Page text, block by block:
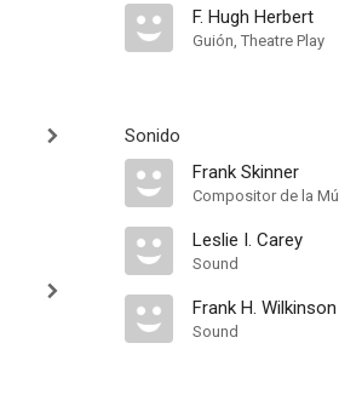
F. Hugh Herbert
Guión, Theatre Play
Sonido
Frank Skinner
Compositor de la
Leslie I. Carey
Sound
Frank H. Wilkinson
Sound